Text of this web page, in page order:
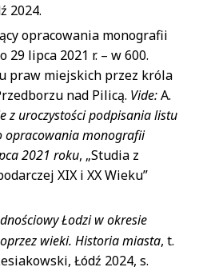
2024.
opracowania monografii
lipca 2021 r. – w 600.
praw miejskich przez króla
nad Pilicą. Vide:A.
z uroczystości podpisania listu
opracowania monografii
2021 roku, „Studia z
XIX i XX Wieku”
Łodzi w okresie
wieki. Historiamiasta, t.
Łódź 2024, s.